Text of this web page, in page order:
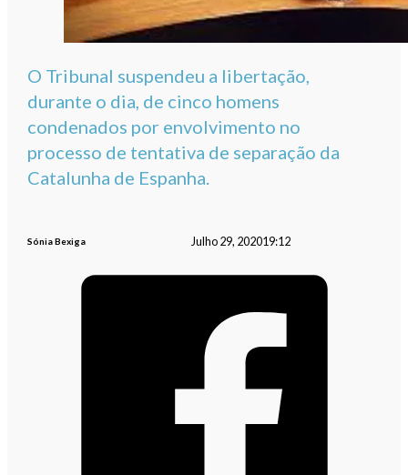
O Tribunal suspendeu a libertação,
durante o dia, de cinco homens
condenados por envolvimento no
processo de tentativa de separação da
Catalunha de Espanha.
Sónia Bexiga Julho 29, 202019:12